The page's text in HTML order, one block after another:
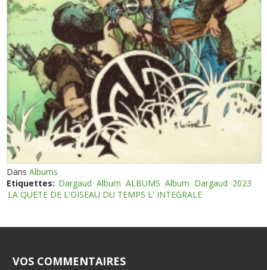
DansAlbums
Etiquettes: Dargaud Album ALBUMS Album Dargaud 2023
LA QUETE DE L'OISEAU DU TEMPS L' INTEGRALE
VOS COMMENTAIRES